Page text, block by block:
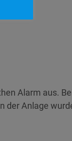
Alarm aus.
der Anlage